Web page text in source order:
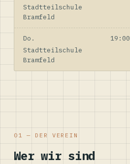
Stadtteilschule
Bramfeld
Do.
19:00
Stadtteilschule
Bramfeld
01 — DER VEREIN
Wer wir sind